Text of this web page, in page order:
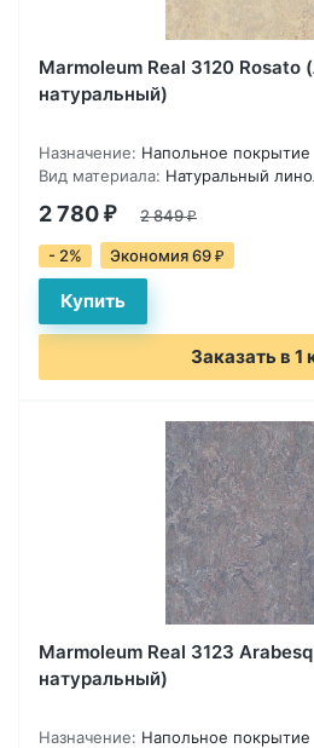
Marmoleum Real 3120 Rosato
натуральный)
Назначение: Напольное покрытие
Вид материала: Натуральный
2 780 ₽ 2 849₽
- 2% Экономия 69 ₽
Заказать в 1
Marmoleum Real 3123
натуральный)
Назначение: Напольное покрытие